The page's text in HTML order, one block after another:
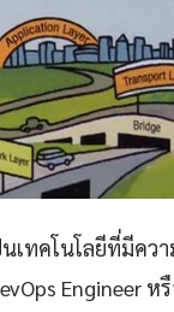
นเทคโนโลยีที่มีคว
Engineer ห